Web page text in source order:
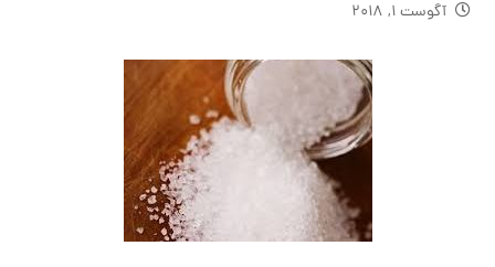
آگوست ۱, ۲۰۱۸